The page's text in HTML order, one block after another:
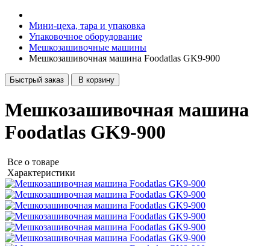
Мини-цеха, тара и упаковка
Упаковочное оборудование
Мешкозашивочные машины
Мешкозашивочная машина Foodatlas GK9-900
Быстрый заказ В корзину
Мешкозашивочная машина
Foodatlas GK9-900
Все о товаре
Характеристики